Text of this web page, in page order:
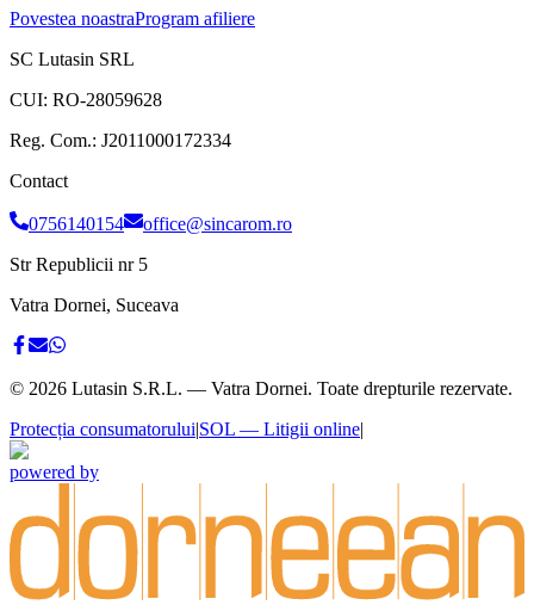
Povestea noastraProgram afiliere
SC Lutasin SRL
CUI: RO-28059628
Reg. Com.: J2011000172334
Contact
0756140154
office@sincarom.ro
Str Republicii nr 5
Vatra Dornei, Suceava
© 2026 Lutasin S.R.L. — Vatra Dornei. Toate drepturile rezervate.
Protecția consumatorului|SOL — Litigii online|
powered by